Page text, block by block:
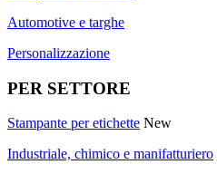
Automotive e targhe
Personalizzazione
PER SETTORE
Stampante per etichette New
Industriale, chimico e manifatturiero